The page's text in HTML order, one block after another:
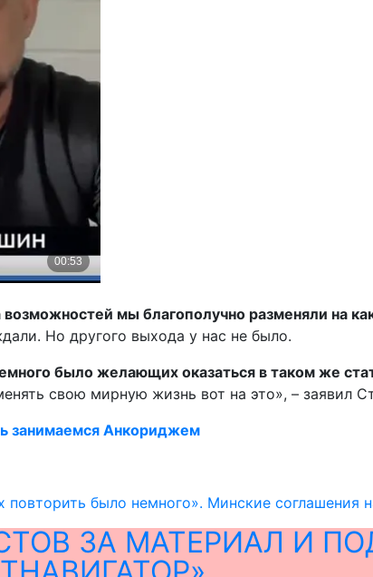
возможностей мы благополучно разменяли на
Но другого выхода у нас не было.
было желающих оказаться в таком же
свою мирную жизнь вот на это», – заявил
занимаемся Анкориджем
было немного». Минские соглашения
ЗА МАТЕРИАЛ И